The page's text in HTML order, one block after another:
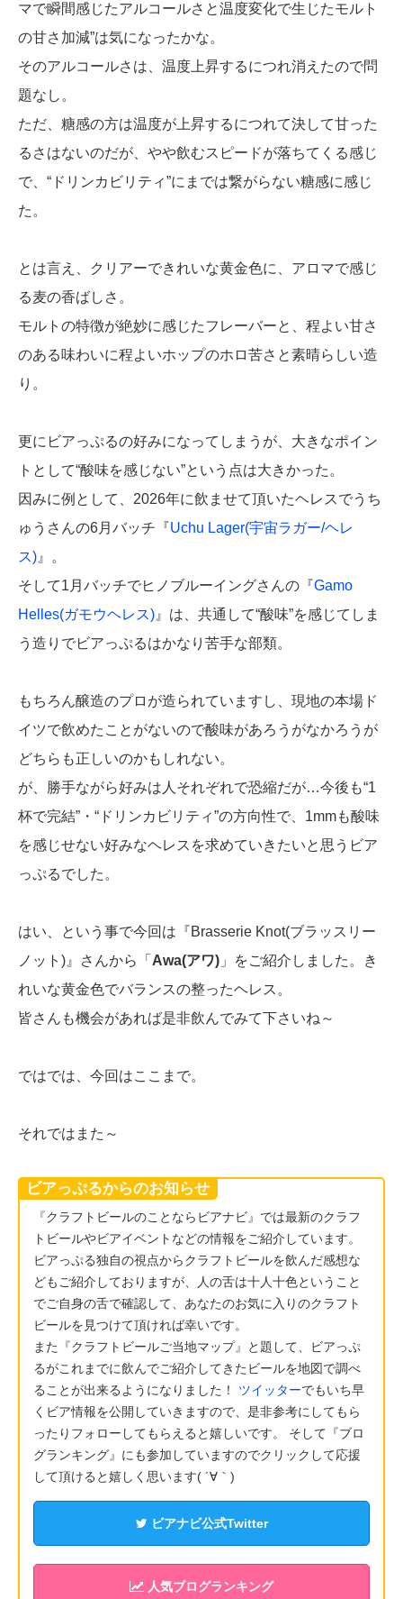
マで瞬間感じたアルコールさと温度変化で生じたモルト
の甘さ加減”は気になったかな。
そのアルコールさは、温度上昇するにつれ消えたので問
題なし。
ただ、糖感の方は温度が上昇するにつれて決して甘った
るさはないのだが、やや飲むスピードが落ちてくる感じ
で、“ドリンカビリティ”にまでは繋がらない糖感に感じ
た。
とは言え、クリアーできれいな黄金色に、アロマで感じ
る麦の香ばしさ。
モルトの特徴が絶妙に感じたフレーバーと、程よい甘さ
のある味わいに程よいホップのホロ苦さと素晴らしい造
り。
更にビアっぷるの好みになってしまうが、大きなポイン
トとして“酸味を感じない”という点は大きかった。
因みに例として、2026年に飲ませて頂いたヘレスでうち
ゅうさんの6月バッチ『Uchu Lager(宇宙ラガー/ヘレ
ス) 』。
そして1月バッチでヒノブルーイングさんの『Gamo
Helles(ガモウヘレス) 』は、共通して“酸味”を感じてしま
う造りでビアっぷるはかなり苦手な部類。
もちろん醸造のプロが造られていますし、現地の本場ド
イツで飲めたことがないので酸味があろうがなかろうが
どちらも正しいのかもしれない。
が、勝手ながら好みは人それぞれで恐縮だが…今後も“1
杯で完結”・“ドリンカビリティ”の方向性で、1mmも酸味
を感じせない好みなヘレスを求めていきたいと思うビア
っぷるでした。
はい、という事で今回は『Brasserie Knot(ブラッスリー
ノット)』さんから「 Awa(アワ) 」をご紹介しました。き
れいな黄金色でバランスの整ったヘレス。
皆さんも機会があれば是非飲んでみて下さいね～
ではでは、今回はここまで。
それではまた～
ビアっぷるからのお知らせ
『クラフトビールのことならビアナビ』では最新のクラフ
トビールやビアイベントなどの情報をご紹介しています。
ビアっぷる独自の視点からクラフトビールを飲んだ感想な
どもご紹介しておりますが、人の舌は十人十色ということ
でご自身の舌で確認して、あなたのお気に入りのクラフト
ビールを見つけて頂ければ幸いです。
また『クラフトビールご当地マップ』と題して、ビアっぷ
るがこれまでに飲んでご紹介してきたビールを地図で調べ
ることが出来るようになりました！ ツイッターでもいち早
くビア情報を公開していきますので、是非参考にしてもら
ったりフォローしてもらえると嬉しいです。 そして『ブロ
グランキング』にも参加していますのでクリックして応援
して頂けると嬉しく思います( ´∀｀)
ビアナビ公式Twitter
人気ブログランキング